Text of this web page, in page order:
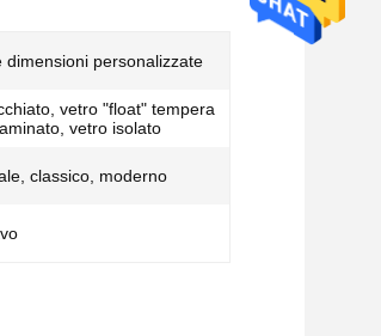
dimensioni personalizzate
vetro "float" tempera
vetro isolato
classico, moderno